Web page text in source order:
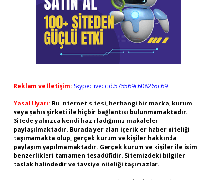
Reklam ve İletişim: Skype: live:.cid.575569c608265c69
Yasal Uyarı: Bu internet sitesi, herhangi bir marka, kurum
veya şahıs şirketi ile hiçbir bağlantısı bulunmamaktadır.
Sitede yalnızca kendi hazırladığımız makaleler
paylaşılmaktadır. Burada yer alan içerikler haber niteliği
taşımamakta olup, gerçek kurum ve kişiler hakkında
paylaşım yapılmamaktadır. Gerçek kurum ve kişiler ile isim
benzerlikleri tamamen tesadüfidir. Sitemizdeki bilgiler
taslak halindedir ve tavsiye niteliği taşımazlar.